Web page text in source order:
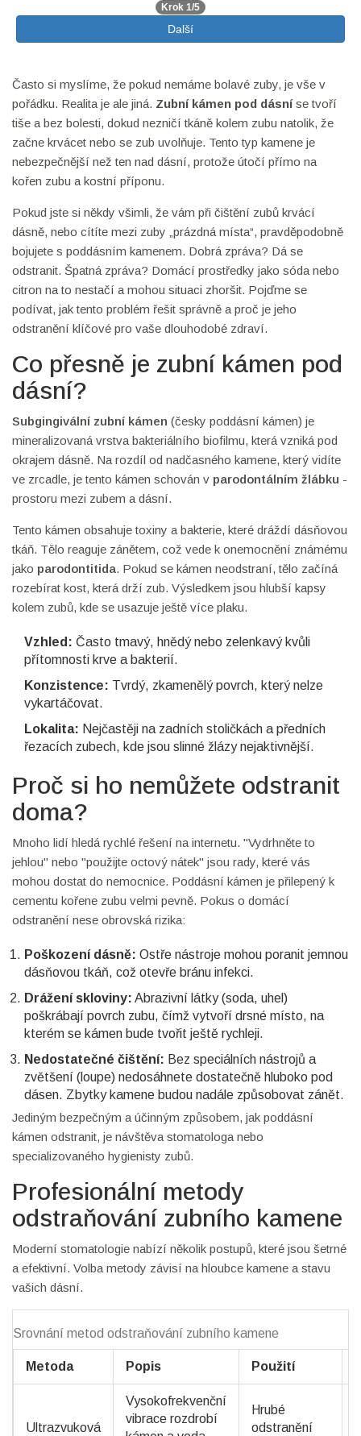
Krok 1/5
Další
Často si myslíme, že pokud nemáme bolavé zuby, je vše v
pořádku. Realita je ale jiná. Zubní kámen pod dásníse tvoří
tiše a bez bolesti, dokud nezničí tkáně kolem zubu natolik, že
začne krvácet nebo se zub uvolňuje. Tento typ kamene je
nebezpečnější než ten nad dásní, protože útočí přímo na
kořen zubu a kostní příponu.
Pokud jste si někdy všimli, že vám při čištění zubů krvácí
dásně, nebo cítíte mezi zuby „prázdná místa“, pravděpodobně
bojujete s poddásním kamenem. Dobrá zpráva? Dá se
odstranit. Špatná zpráva? Domácí prostředky jako sóda nebo
citron na to nestačí a mohou situaci zhoršit. Pojďme se
podívat, jak tento problém řešit správně a proč je jeho
odstranění klíčové pro vaše dlouhodobé zdraví.
Co přesně je zubní kámen pod
dásní?
Subgingivální zubní kámen (česky poddásní kámen) je
mineralizovaná vrstva bakteriálního biofilmu, která vzniká pod
okrajem dásně. Na rozdíl od nadčasného kamene, který vidíte
ve zrcadle, je tento kámen schován v parodontálním žlábku -
prostoru mezi zubem a dásní.
Tento kámen obsahuje toxiny a bakterie, které dráždí dásňovou
tkáň. Tělo reaguje zánětem, což vede k onemocnění známému
jako parodontitida. Pokud se kámen neodstraní, tělo začíná
rozebírat kost, která drží zub. Výsledkem jsou hlubší kapsy
kolem zubů, kde se usazuje ještě více plaku.
Vzhled: Často tmavý, hnědý nebo zelenkavý kvůli
přítomnosti krve a bakterií.
Konzistence: Tvrdý, zkamenělý povrch, který nelze
vykartáčovat.
Lokalita: Nejčastěji na zadních stoličkách a předních
řezacích zubech, kde jsou slinné žlázy nejaktivnější.
Proč si ho nemůžete odstranit
doma?
Mnoho lidí hledá rychlé řešení na internetu. "Vydrhněte to
jehlou" nebo "použijte octový nátek" jsou rady, které vás
mohou dostat do nemocnice. Poddásní kámen je přilepený k
cementu kořene zubu velmi pevně. Pokus o domácí
odstranění nese obrovská rizika:
Poškození dásně: Ostře nástroje mohou poranit jemnou
dásňovou tkáň, což otevře bránu infekci.
Drážení skloviny: Abrazivní látky (soda, uhel)
poškrábají povrch zubu, čímž vytvoří drsné místo, na
kterém se kámen bude tvořit ještě rychleji.
Nedostatečné čištění: Bez speciálních nástrojů a
zvětšení (loupe) nedosáhnete dostatečně hluboko pod
dásen. Zbytky kamene budou nadále způsobovat zánět.
Jediným bezpečným a účinným způsobem, jak poddásní
kámen odstranit, je návštěva stomatologa nebo
specializovaného hygienisty zubů.
Profesionální metody
odstraňování zubního kamene
Moderní stomatologie nabízí několik postupů, které jsou šetrné
a efektivní. Volba metody závisí na hloubce kamene a stavu
vašich dásní.
Srovnání metod odstraňování zubního kamene
Metoda Popis Použití
Ultrazvuková
Vysokofrekvenční
vibrace rozdrobí
Hrubé
odstranění